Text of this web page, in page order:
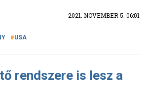
2021. NOVEMBER 5. 06:01
USA
rendszere is lesz a